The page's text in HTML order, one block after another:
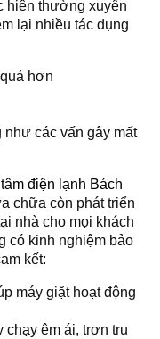
hiện thường xuyên
lại nhiều tác dụng
hơn
các vấn gây mất
điện lạnh Bách
chữa còn phát triển
nhà cho mọi khách
có kinh nghiệm bảo
kết:
máy giặt hoạt động
chạy êm ái, trơn tru